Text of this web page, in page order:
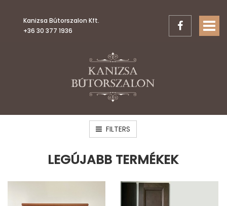
Kanizsa Bútorszalon Kft.
+36 30 377 1936
FILTERS
LEGÚJABB TERMÉKEK